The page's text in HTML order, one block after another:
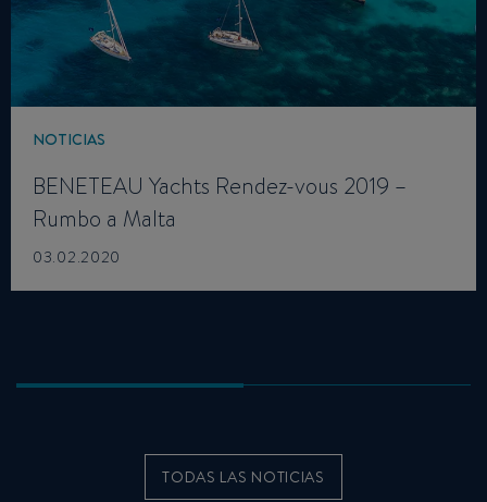
NOTICIAS
BENETEAU Yachts Rendez-vous 2019 –
Rumbo a Malta
03.02.2020
TODAS LAS NOTICIAS